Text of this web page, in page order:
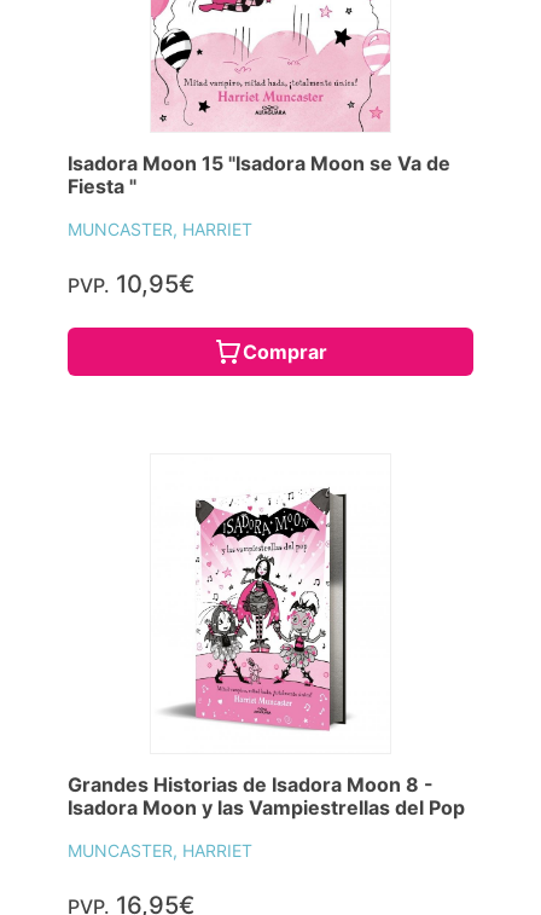
Isadora Moon 15 "Isadora Moon se Va de
Fiesta "
MUNCASTER, HARRIET
PVP. 10,95€
Comprar
Grandes Historias de Isadora Moon 8 -
Isadora Moon y las Vampiestrellas del Pop
MUNCASTER, HARRIET
PVP. 16,95€